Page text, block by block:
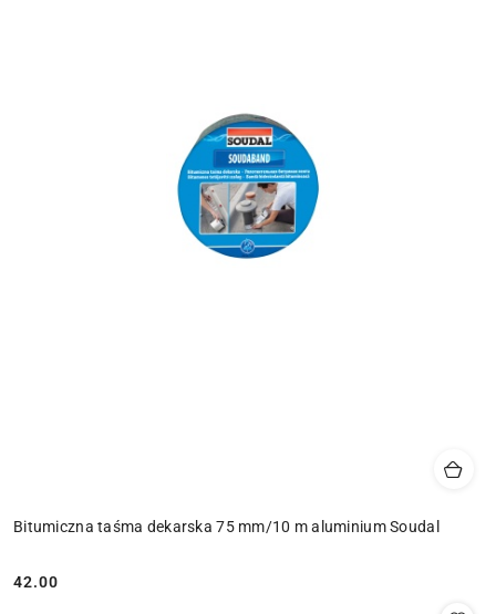
Bitumiczna taśma dekarska 75 mm/10 m aluminium Soudal
Cena:
42.00